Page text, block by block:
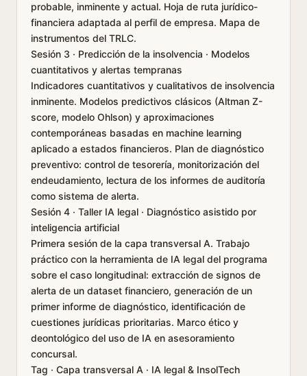
probable, inminente y actual. Hoja de ruta jurídico-
financiera adaptada al perfil de empresa. Mapa de
instrumentos del TRLC.
Sesión 3 · Predicción de la insolvencia · Modelos
cuantitativos y alertas tempranas
Indicadores cuantitativos y cualitativos de insolvencia
inminente. Modelos predictivos clásicos (Altman Z-
score, modelo Ohlson) y aproximaciones
contemporáneas basadas en machine learning
aplicado a estados financieros. Plan de diagnóstico
preventivo: control de tesorería, monitorización del
endeudamiento, lectura de los informes de auditoría
como sistema de alerta.
Sesión 4 · Taller IA legal · Diagnóstico asistido por
inteligencia artificial
Primera sesión de la capa transversal A. Trabajo
práctico con la herramienta de IA legal del programa
sobre el caso longitudinal: extracción de signos de
alerta de un dataset financiero, generación de un
primer informe de diagnóstico, identificación de
cuestiones jurídicas prioritarias. Marco ético y
deontológico del uso de IA en asesoramiento
concursal.
Tag · Capa transversal A · IA legal & InsolTech